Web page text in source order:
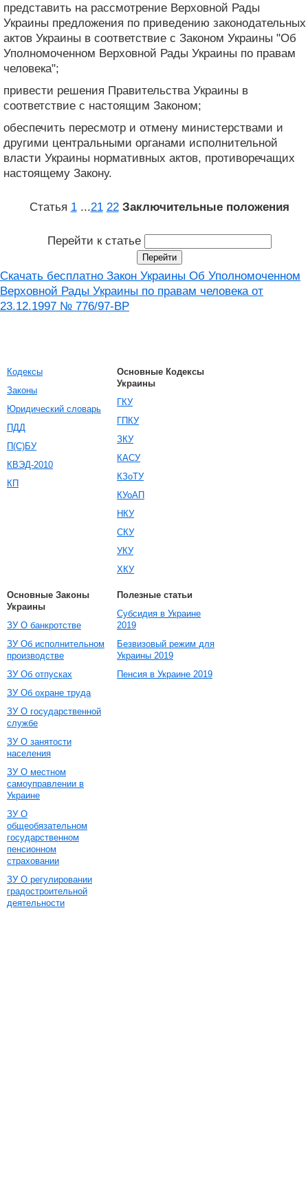
представить на рассмотрение Верховной Рады
Украины предложения по приведению законодательных
актов Украины в соответствие с Законом Украины "Об
Уполномоченном Верховной Рады Украины по правам
человека";
привести решения Правительства Украины в
соответствие с настоящим Законом;
обеспечить пересмотр и отмену министерствами и
другими центральными органами исполнительной
власти Украины нормативных актов, противоречащих
настоящему Закону.
Статья 1 ...21 22 Заключительные положения
Перейти к статье
Скачать бесплатно Закон Украины Об Уполномоченном
Верховной Рады Украины по правам человека от
23.12.1997 № 776/97-ВР
Кодексы
Законы
Юридический словарь
ПДД
П(С)БУ
КВЭД-2010
КП
Основные Кодексы
Украины
ГКУ
ГПКУ
ЗКУ
КАСУ
КЗоТУ
КУоАП
НКУ
СКУ
УКУ
ХКУ
Основные Законы
Украины
ЗУ О банкротстве
ЗУ Об исполнительном
производстве
ЗУ Об отпусках
ЗУ Об охране труда
ЗУ О государственной
службе
ЗУ О занятости
населения
ЗУ О местном
самоуправлении в
Украине
ЗУ О
общеобязательном
государственном
пенсионном
страховании
ЗУ О регулировании
градостроительной
деятельности
Полезные статьи
Субсидия в Украине
2019
Безвизовый режим для
Украины 2019
Пенсия в Украине 2019